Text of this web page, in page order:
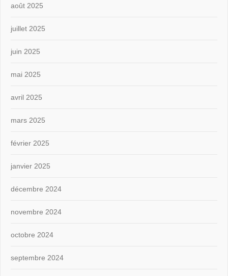
août 2025
juillet 2025
juin 2025
mai 2025
avril 2025
mars 2025
février 2025
janvier 2025
décembre 2024
novembre 2024
octobre 2024
septembre 2024